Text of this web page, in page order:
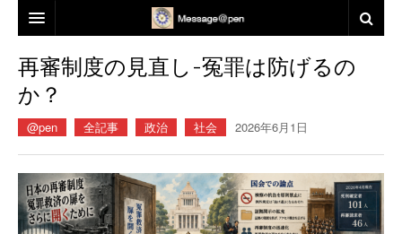
電子版ジャーナル誌「メッセージ@PEN」の発刊について
再審制度の見直し-冤罪は防げるの
か？
@pen 全記事 政治 社会 2026年6月1日